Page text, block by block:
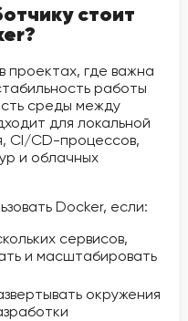
стоит
проектах, где важна
работы
среды между
для локальной
CI/CD-процессов,
и облачных
Docker, если:
сервисов,
и масштабировать
окружения